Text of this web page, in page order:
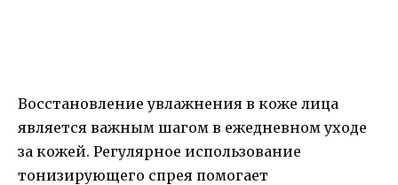
Восстановление увлажнения в коже лица
является важным шагом в ежедневном уходе
за кожей. Регулярное использование
тонизирующего спрея помогает